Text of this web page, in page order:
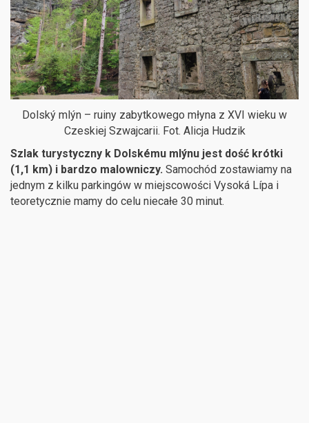
Dolský mlýn – ruiny zabytkowego młyna z XVI wieku w
Czeskiej Szwajcarii. Fot. Alicja Hudzik
Szlak turystyczny k Dolskému mlýnu jest dość krótki
(1,1 km) i bardzo malowniczy. Samochód zostawiamy na
jednym z kilku parkingów w miejscowości Vysoká Lípa i
teoretycznie mamy do celu niecałe 30 minut.